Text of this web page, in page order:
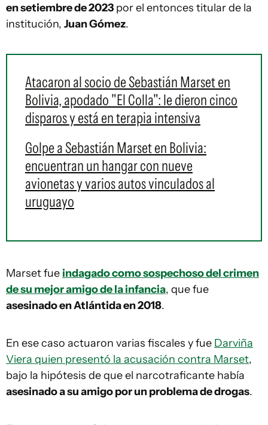
en setiembre de 2023 por el entonces titular de la
institución, Juan Gómez.
Atacaron al socio de Sebastián Marset en
Bolivia, apodado "El Colla": le dieron cinco
disparos y está en terapia intensiva
Golpe a Sebastián Marset en Bolivia:
encuentran un hangar con nueve
avionetas y varios autos vinculados al
uruguayo
Marset fue indagado como sospechoso del crimen
de su mejor amigo de la infancia, que fue
asesinado en Atlántida en 2018.
En ese caso actuaron varias fiscales y fue Darviña
Viera quien presentó la acusación contra Marset,
bajo la hipótesis de que el narcotraficante había
asesinado a su amigo por un problema de drogas.